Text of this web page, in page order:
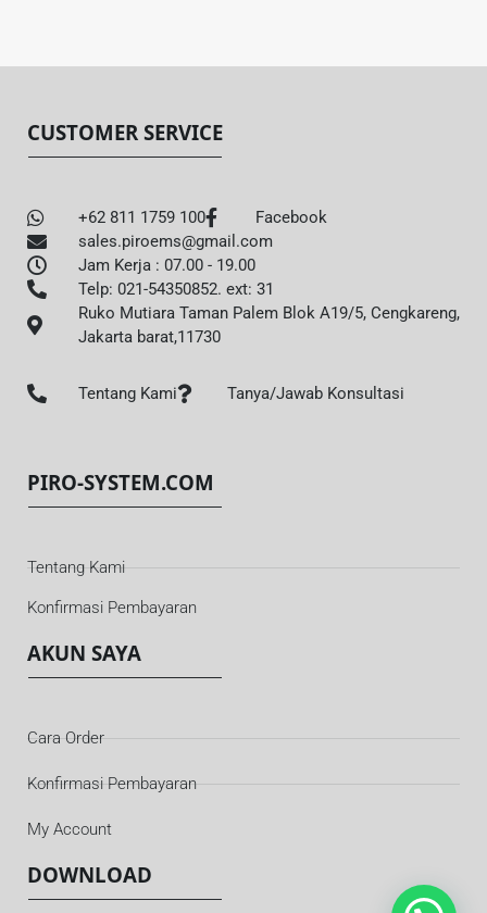
CUSTOMER SERVICE
+62 811 1759 100
Facebook
sales.piroems@gmail.com
Jam Kerja : 07.00 - 19.00
Telp: 021-54350852. ext: 31
Ruko Mutiara Taman Palem Blok A19/5, Cengkareng,
Jakarta barat,11730
Tentang Kami Tanya/Jawab Konsultasi
PIRO-SYSTEM.COM
Tentang Kami
Konfirmasi Pembayaran
AKUN SAYA
Cara Order
Konfirmasi Pembayaran
My Account
DOWNLOAD